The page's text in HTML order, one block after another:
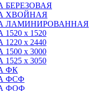
БЕРЕЗОВАЯ
ХВОЙНАЯ
ЛАМИНИРОВАННАЯ
х 1520
х 2440
х 3000
х 3050
ФК
ФСФ
ФОФ